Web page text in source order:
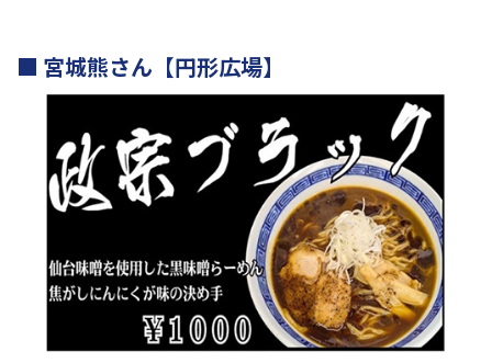
宮城熊さん【円形広場】